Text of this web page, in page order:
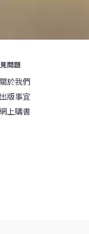
問題
於我們
版事宜
上購書